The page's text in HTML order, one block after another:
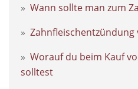
Wann sollte man zum
Zahnfleischentzündung
Worauf du beim Kauf
solltest